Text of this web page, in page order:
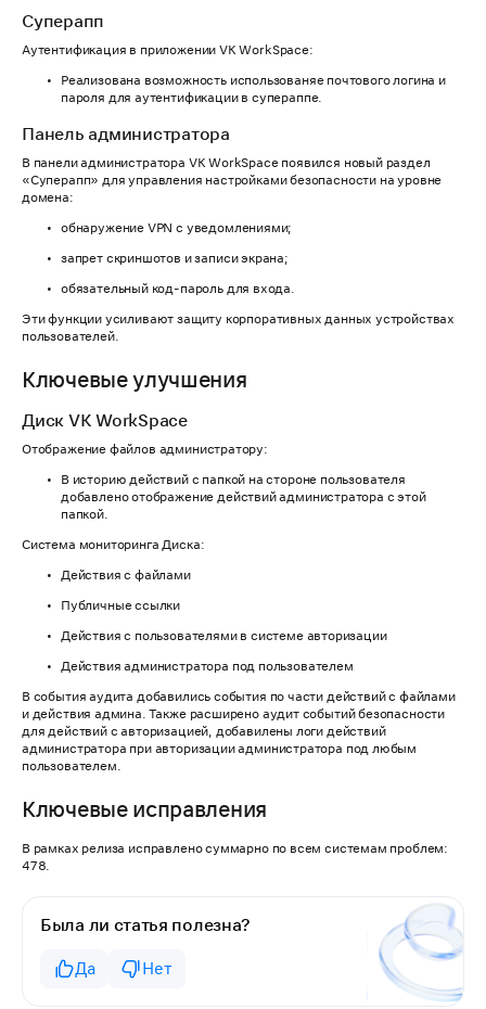
Суперапп
Аутентификация в приложении VK WorkSpace:
Реализована возможность использованяе почтового логина и
пароля для аутентификации в супераппе.
Панель администратора
В панели администратора VK WorkSpace появился новый раздел
«Суперапп» для управления настройками безопасности на уровне
домена:
обнаружение VPN с уведомлениями;
запрет скриншотов и записи экрана;
обязательный код-пароль для входа.
Эти функции усиливают защиту корпоративных данных устройствах
пользователей.
Ключевые улучшения
Диск VK WorkSpace
Отображение файлов администратору:
В историю действий с папкой на стороне пользователя
добавлено отображение действий администратора с этой
папкой.
Система мониторинга Диска:
Действия с файлами
Публичные ссылки
Действия с пользователями в системе авторизации
Действия администратора под пользователем
В события аудита добавились события по части действий с файлами
и действия админа. Также расширено аудит событий безопасности
для действий с авторизацией, добавилены логи действий
администратора при авторизации администратора под любым
пользователем.
Ключевые исправления
В рамках релиза исправлено суммарно по всем системам проблем:
478.
Была ли статья полезна?
Да Нет